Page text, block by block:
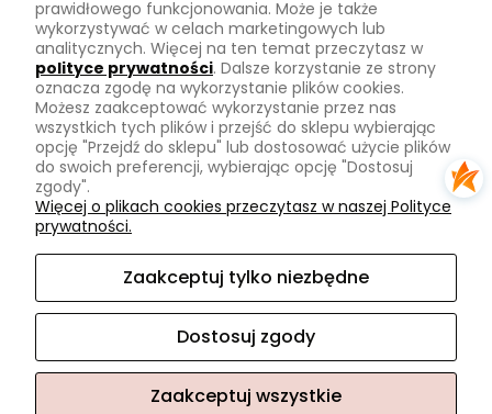
Tu mnie znajdziesz
Kontakt
O mnie
Instagram
Na skróty
Promocje
Sklep internetowy Shoper.pl
prawidłowego funkcjonowania. Może je także
wykorzystywać w celach marketingowych lub
analitycznych. Więcej na ten temat przeczytasz w
polityce prywatności. Dalsze korzystanie ze strony
oznacza zgodę na wykorzystanie plików cookies.
Możesz zaakceptować wykorzystanie przez nas
wszystkich tych plików i przejść do sklepu wybierając
opcję "Przejdź do sklepu" lub dostosować użycie plików
do swoich preferencji, wybierając opcję "Dostosuj
zgody".
Więcej o plikach cookies przeczytasz w naszej Polityce
prywatności.
Zaakceptuj tylko niezbędne
Dostosuj zgody
Zaakceptuj wszystkie